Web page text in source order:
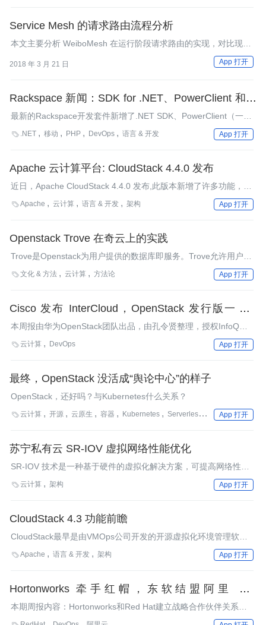
Service Mesh 的请求路由流程分析
本文主要分析 WeiboMesh 在运行阶段请求路由的实现，对比现有
2018 年 3 月 21 日 App 打开
Rackspace 新闻：SDK for .NET、PowerClient 和移
动
最新的Rackspace开发套件新增了.NET SDK、PowerClient（一个
基于PowerShell的管理工具）和一个PHP移动后端。
 .NET 移动 PHP DevOps 语言 & 开发 App 打开
Apache 云计算平台: CloudStack 4.4.0 发布
近日，Apache CloudStack 4.4.0 发布,此版本新增了许多功能，并
做了多方面的改进，还修复了大量bug。
Apache 云计算 语言 & 开发 架构 App 打开
Openstack Trove 在奇云上的实践
Trove是Openstack为用户提供的数据库即服务。Trove允许用户快
速又简单的使用关系型或非关系型数据库，不需要有处理复杂管理
文化 & 方法 云计算 方法论 App 打开
Cisco 发布 InterCloud，OpenStack 发行版一览 -
OpenStack 社区周报
本周报由华为OpenStack团队出品，由孔令贤整理，授权InfoQ中
文站转载。本期内容：Cisco发布Intercloud，IO公司推出
IO.Cloud，Docker拿到B轮融资，IBM开发工具解决云管理生态系
案HP Cloud OS，havana版本2013.2.2发布。
云计算 DevOps App 打开
最终，OpenStack 没活成“舆论中心”的样子
OpenStack，还好吗？与Kubernetes什么关系？
云计算 开源 云原生 容器 Kubernetes Serverless 技术选型 5G
App 打开
苏宁私有云 SR-IOV 虚拟网络性能优化
SR-IOV 技术是一种基于硬件的虚拟化解决方案，可提高网络性能
和可伸缩性。苏宁如何利用这一技术对其私有云性能进行优化提
云计算 架构 App 打开
CloudStack 4.3 功能前瞻
CloudStack最早是由VMOps公司开发的开源虚拟化环境管理软
件，之后该公司被思杰收购。2012年4月，思杰决定将CloudStack
贡献给Apache软件基金会，成为Apache孵化项目之一。现在，
的私有云。
Apache 语言 & 开发 架构 App 打开
Hortonworks 牵手红帽，东软结盟阿里云 -
OpenStack 社区周报
本期周报内容：Hortonworks和Red Hat建立战略合作伙伴关系，
风河成为OpenStack赞助商，SUSE Cloud 3发布，东软集团与阿